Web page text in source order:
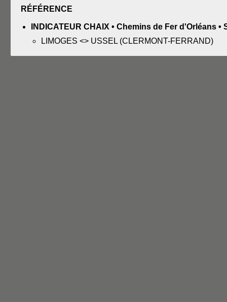
RÉFÉRENCE
INDICATEUR CHAIX • Chemins de Fer d'Orléans •
LIMOGES <> USSEL (CLERMONT-FERRAND)